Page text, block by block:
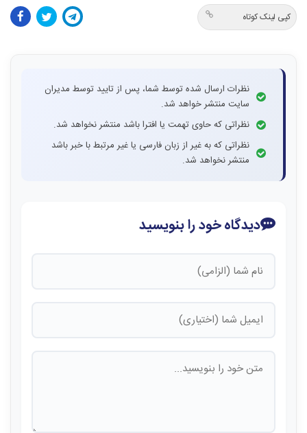
کپی لینک کوتاه
نظرات ارسال شده توسط شما، پس از تایید توسط مدیران
سایت منتشر خواهد شد.
نظراتی که حاوی تهمت یا افترا باشد منتشر نخواهد شد.
نظراتی که به غیر از زبان فارسی یا غیر مرتبط با خبر باشد
منتشر نخواهد شد.
دیدگاه خود را بنویسید